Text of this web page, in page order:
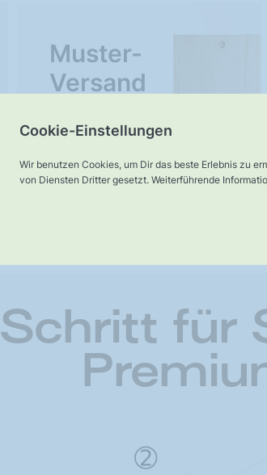
Cookie-Einstellungen
Wir benutzen Cookies, um Dir das beste Erlebnis zu
von Diensten Dritter gesetzt. Weiterführende
Muster-
Versand
Schritt für